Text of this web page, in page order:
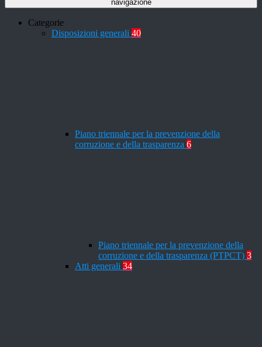
navigazione
Categorie
Disposizioni generali 40
Piano triennale per la prevenzione della
corruzione e della trasparenza 6
Piano triennale per la prevenzione della
corruzione e della trasparenza (PTPCT) 3
Atti generali 34